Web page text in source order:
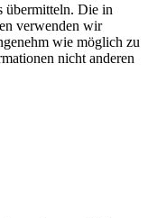
übermitteln. Die in
verwenden wir
wie möglich zu
nicht anderen